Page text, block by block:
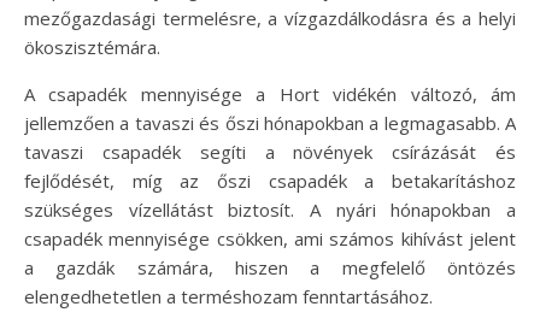
mezőgazdasági termelésre, a vízgazdálkodásra és a helyi
ökoszisztémára.
A csapadék mennyisége a Hort vidékén változó, ám
jellemzően a tavaszi és őszi hónapokban a legmagasabb. A
tavaszi csapadék segíti a növények csírázását és
fejlődését, míg az őszi csapadék a betakarításhoz
szükséges vízellátást biztosít. A nyári hónapokban a
csapadék mennyisége csökken, ami számos kihívást jelent
a gazdák számára, hiszen a megfelelő öntözés
elengedhetetlen a terméshozam fenntartásához.